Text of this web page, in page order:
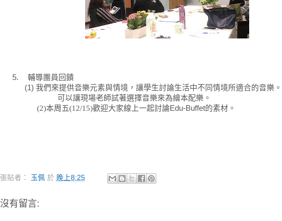
5.
輔導團員回饋
(1) 我們來提供音樂元素與情境，讓學生討論生活中不同情境所適合的音樂
可以讓現場老師試著選擇音樂來為繪本配樂。
(2)本周五(12/15)歡迎大家線上一起討論Edu-Buffet的素材。
張貼者： 玉佩 於 晚上8:25
沒有留言: